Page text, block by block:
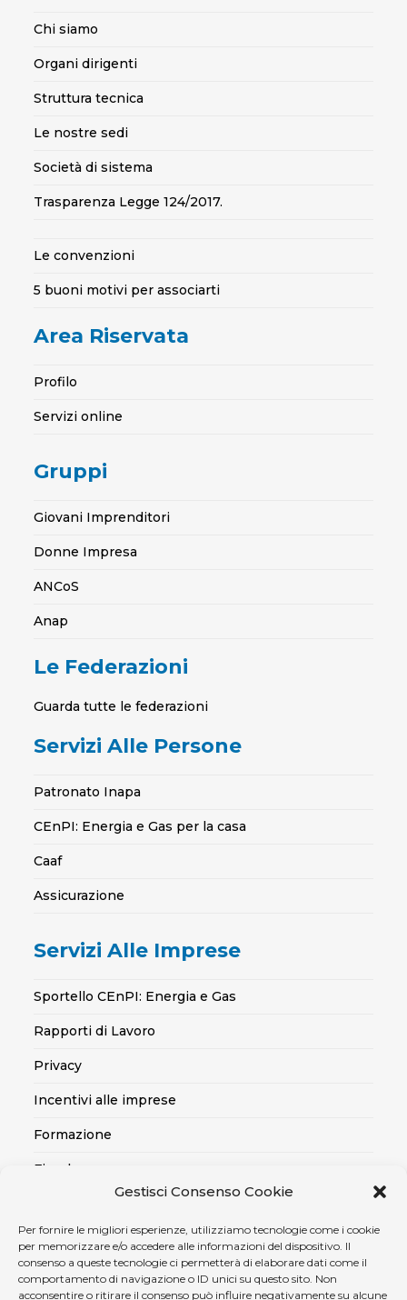
Gestisci Consenso Cookie
Per fornire le migliori esperienze, utilizziamo tecnologie come i cookie
per memorizzare e/o accedere alle informazioni del dispositivo. Il
consenso a queste tecnologie ci permetterà di elaborare dati come il
comportamento di navigazione o ID unici su questo sito. Non
acconsentire o ritirare il consenso può influire negativamente su alcune
Chi siamo
Organi dirigenti
Struttura tecnica
Le nostre sedi
Società di sistema
Trasparenza Legge 124/2017.
Le convenzioni
5 buoni motivi per associarti
Area Riservata
Profilo
Servizi online
Gruppi
Giovani Imprenditori
Donne Impresa
ANCoS
Anap
Le Federazioni
Guarda tutte le federazioni
Servizi Alle Persone
Patronato Inapa
CEnPI: Energia e Gas per la casa
Caaf
Assicurazione
Servizi Alle Imprese
Sportello CEnPI: Energia e Gas
Rapporti di Lavoro
Privacy
Incentivi alle imprese
Formazione
Fiscale
Credito alle imprese
Certificazioni SOA, Qualità..